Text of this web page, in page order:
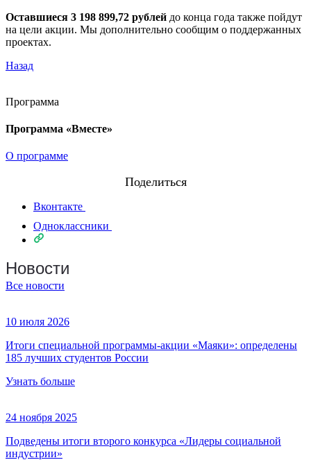
Оставшиеся 3 198 899,72 рублей до конца года также пойдут
на цели акции. Мы дополнительно сообщим о поддержанных
проектах.
Назад
Программа
Программа «Вместе»
О программе
Поделиться
Вконтакте
Одноклассники
Новости
Все новости
10 июля 2026
Итоги специальной программы-акции «Маяки»: определены
185 лучших студентов России
Узнать больше
24 ноября 2025
Подведены итоги второго конкурса «Лидеры социальной
индустрии»